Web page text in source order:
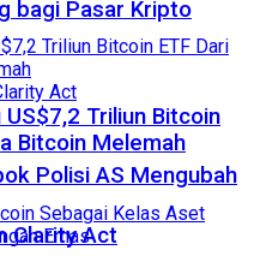
bagi Pasar Kripto
Polisi AS Mengubah
Clarity Act
Triliun Bitcoin
Bitcoin Melemah